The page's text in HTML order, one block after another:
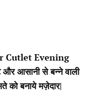
Cutlet Evening
आसानी से बन्ने वाली
बनाये मज़ेदार|